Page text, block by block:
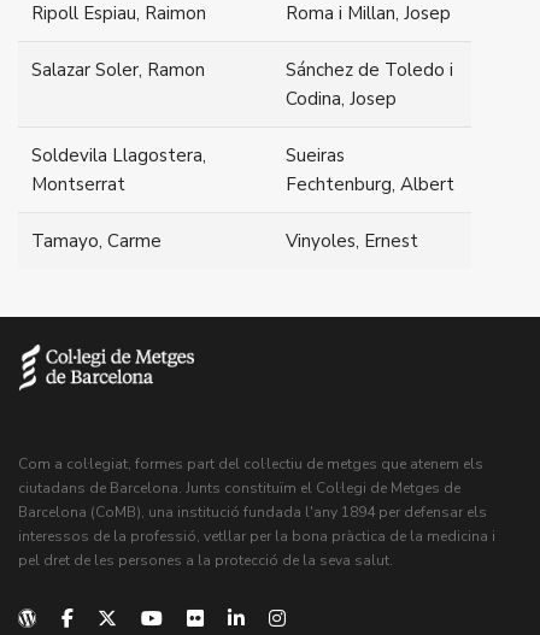
Ripoll Espiau, Raimon Roma i Millan, Josep
Salazar Soler, Ramon
Sánchez de Toledo i
Codina, Josep
Soldevila Llagostera,
Montserrat
Sueiras
Fechtenburg, Albert
Tamayo, Carme Vinyoles, Ernest
Com a col·legiat, formes part del col·lectiu de metges que atenem els
ciutadans de Barcelona. Junts constituïm el Col·legi de Metges de
Barcelona (CoMB), una institució fundada l'any 1894 per defensar els
interessos de la professió, vetllar per la bona pràctica de la medicina i
pel dret de les persones a la protecció de la seva salut.